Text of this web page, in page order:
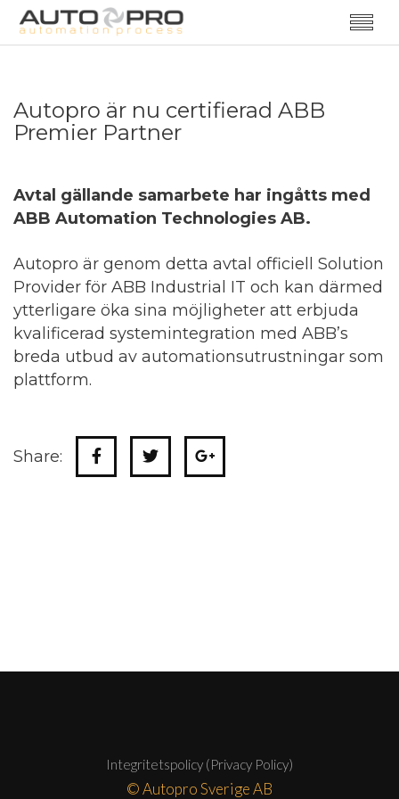
Autopro är nu certifierad ABB
Premier Partner
Avtal gällande samarbete har ingåtts med
ABB Automation Technologies AB.
Autopro är genom detta avtal officiell Solution
Provider för ABB Industrial IT och kan därmed
ytterligare öka sina möjligheter att erbjuda
kvalificerad systemintegration med ABB’s
breda utbud av automationsutrustningar som
plattform.
Share:
Integritetspolicy (Privacy Policy)
© Autopro Sverige AB